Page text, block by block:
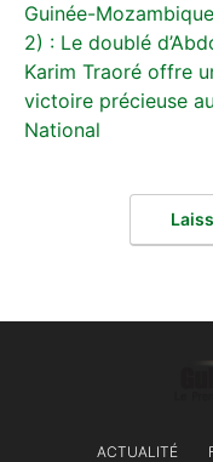
Guinée-
2) : Le doublé
Karim Traoré offre
victoire précieuse
National
ACTUALITÉ